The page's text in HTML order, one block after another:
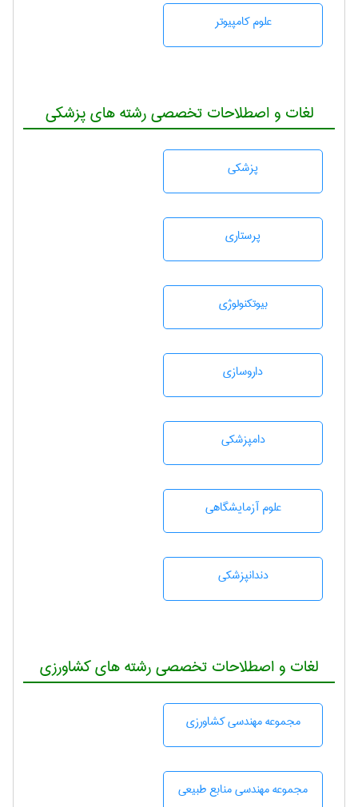
علوم کامپیوتر
لغات و اصطلاحات تخصصی رشته های پزشکی
پزشكی
پرستاری
بيوتكنولوژی
داروسازی
دامپزشكی
علوم آزمايشگاهی
دندانپزشكی
لغات و اصطلاحات تخصصی رشته های کشاورزی
مجموعه مهندسی كشاورزی
مجموعه مهندسی منابع طبيعی